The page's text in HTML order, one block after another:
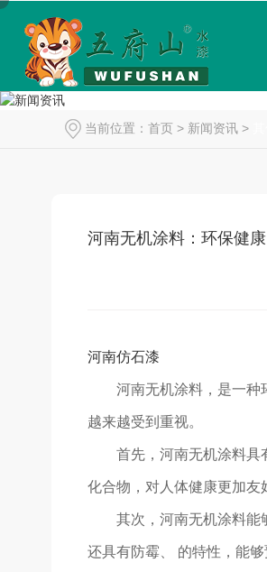
当前位置： 首页 > 新闻资讯 >
河南无机涂料：环保健
河南仿石漆
河南无机涂料，是一种
越来越受到重视。
首先，河南无机涂料具
化合物，对人体健康更加友
其次，河南无机涂料能
还具有防霉、 的特性，能